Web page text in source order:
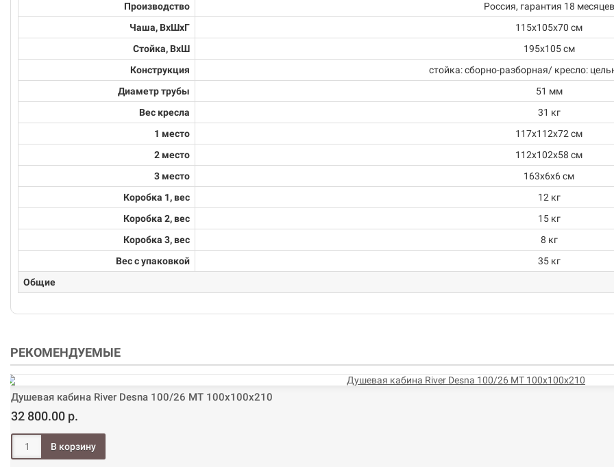
Производство
Россия, гарантия 18 месяцев
Чаша, ВхШхГ
115х105х70 см
Стойка, ВхШ
195х105 см
Конструкция
стойка: сборно-разборная/ кресло:
Диаметр трубы
51 мм
Вес кресла
31 кг
1 место
117х112х72 см
2 место
112х102х58 см
3 место
163х6х6 см
Коробка 1, вес
12 кг
Коробка 2, вес
15 кг
Коробка 3, вес
8 кг
Вес с упаковкой
35 кг
Общие
РЕКОМЕНДУЕМЫЕ
Душевая кабина River Desna 100/26 МТ 100х100х210
32 800.00 р.